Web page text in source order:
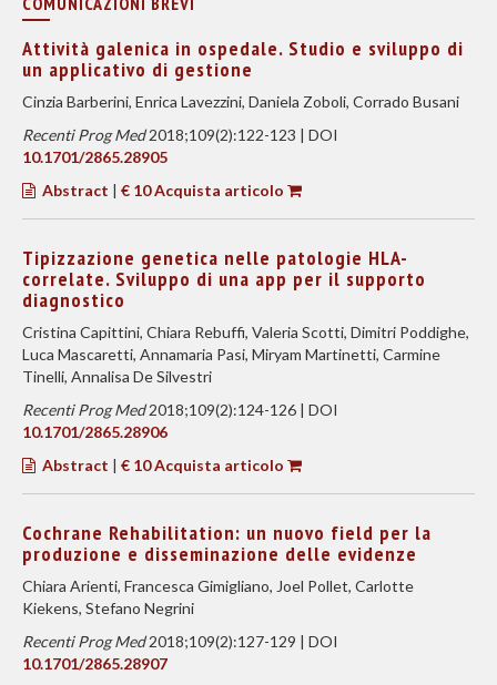
Attività galenica in ospedale. Studio e sviluppo di
un applicativo di gestione
Cinzia Barberini, Enrica Lavezzini, Daniela Zoboli, Corrado Busani
Recenti Prog Med2018;109(2):122-123 | DOI
10.1701/2865.28905
Abstract | € 10 Acquista articolo
Tipizzazione genetica nelle patologie HLA-
correlate. Sviluppo di una app per il supporto
diagnostico
Cristina Capittini, Chiara Rebuffi, Valeria Scotti, Dimitri Poddighe,
Luca Mascaretti, Annamaria Pasi, Miryam Martinetti, Carmine
Tinelli, Annalisa De Silvestri
Recenti Prog Med2018;109(2):124-126 | DOI
10.1701/2865.28906
Abstract | € 10 Acquista articolo
Cochrane Rehabilitation: un nuovo field per la
produzione e disseminazione delle evidenze
Chiara Arienti, Francesca Gimigliano, Joel Pollet, Carlotte
Kiekens, Stefano Negrini
Recenti Prog Med2018;109(2):127-129 | DOI
10.1701/2865.28907